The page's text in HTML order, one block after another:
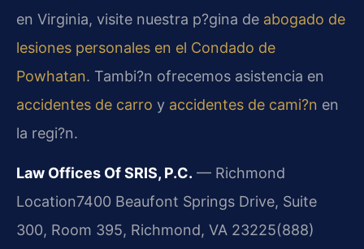
en Virginia, visite nuestra p?gina de abogado de
lesiones personales en el Condado de
Powhatan. Tambi?n ofrecemos asistencia en
accidentes de carro y accidentes de cami?n en
la regi?n.
Law Offices Of SRIS, P.C. — Richmond
Location7400 Beaufont Springs Drive, Suite
300, Room 395, Richmond, VA 23225(888)